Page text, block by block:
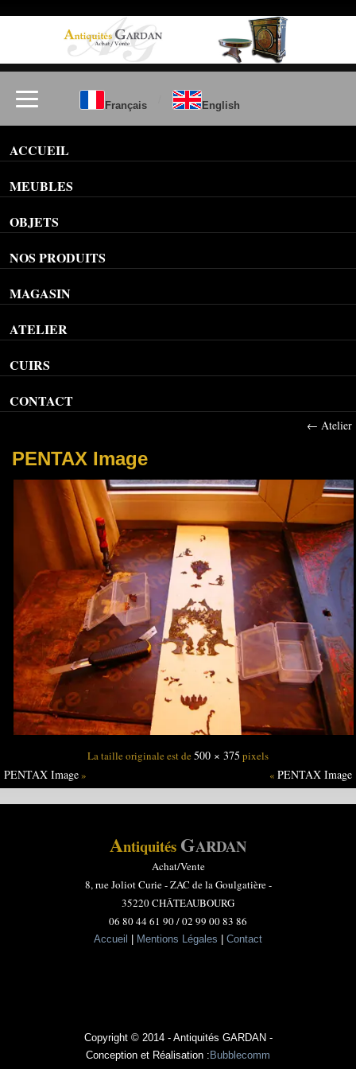
Français English
ACCUEIL
MEUBLES
OBJETS
NOS PRODUITS
MAGASIN
ATELIER
CUIRS
CONTACT
← Atelier
PENTAX Image
La taille originale est de 500 × 375 pixels
PENTAX Image» « PENTAX Image
Antiquités GARDAN
Achat/Vente
8, rue Joliot Curie -ZAC de la Goulgatière -
35220 CHÂTEAUBOURG
06 80 44 61 90 / 02 99 00 83 86
Accueil Mentions Légales Contact
Copyright © 2014 - Antiquités GARDAN -
Conception et Réalisation : Bubblecomm